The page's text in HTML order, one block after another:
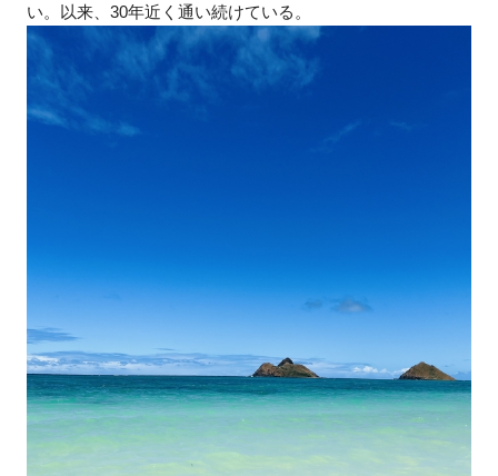
い。以来、30年近く通い続けている。